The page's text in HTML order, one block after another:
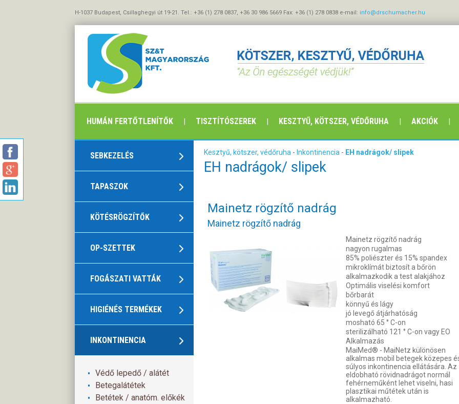
H-1037 Budapest, Csillaghegyi út 19-21. Tel.: +36 (1) 278 0837, +36 30 986 5669 Fax: +36 (1) 278 0838 e-mail: info@drschumacher.hu
HUMÁN FERTŐTLENÍTŐK TISZTÍTÓSZEREK KESZTYŰ, KÖTSZER, VÉDŐRUHA AKCIÓK
SEBKEZELÉS
TAPASZOK
KÖTÉSRÖGZÍTŐK
OP-SZETTEK
FOGÁSZATI VATTÁK
HIGIÉNÉS TERMÉKEK
INKONTINENCIA
Védő lepedő / alátét
Betegalátétek
Betétek / anatóm. előkék
Kesztyű, kötszer, védőruha - Inkontinencia - EH nadrágok/ slipek
EH nadrágok/ slipek
Mainetz rögzítő nadrág
Mainetz rögzítő nadrág
Mainetz rögzítő nadrág
nagyon rugalmas
85% poliészter és 15% spandex
mikroklímát biztosít a bőrön
alkalmazkodik a test alakjához
Optimális viselési komfort
bőrbarát
könnyű és lágy
jó levegő átjárhatóság
mosható 65 ° C-on
sterilizálható 121 ° C-on vagy EO
Alkalmazás
MaiMed® - MaiNetz különösen
alkalmas mobil betegek közepes
súlyos inkontinencia ellátására. Az
eldobható rövidnadrágot normál
fehérneműként lehet viselni, hasi
plasztikai műtétek után is
alkalmazható.